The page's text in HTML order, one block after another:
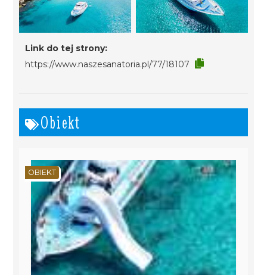
Link do tej strony:
https://www.naszesanatoria.pl/77/18107
Obiekt
OBIEKT